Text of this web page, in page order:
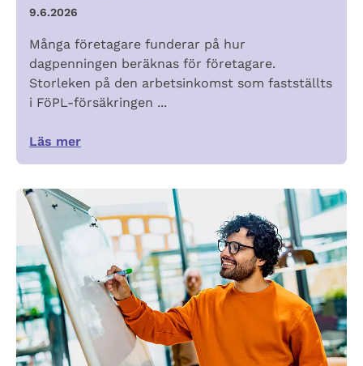
9.6.2026
Många företagare funderar på hur
dagpenningen beräknas för företagare.
Storleken på den arbetsinkomst som fastställts
i FöPL-försäkringen ...
Läs mer